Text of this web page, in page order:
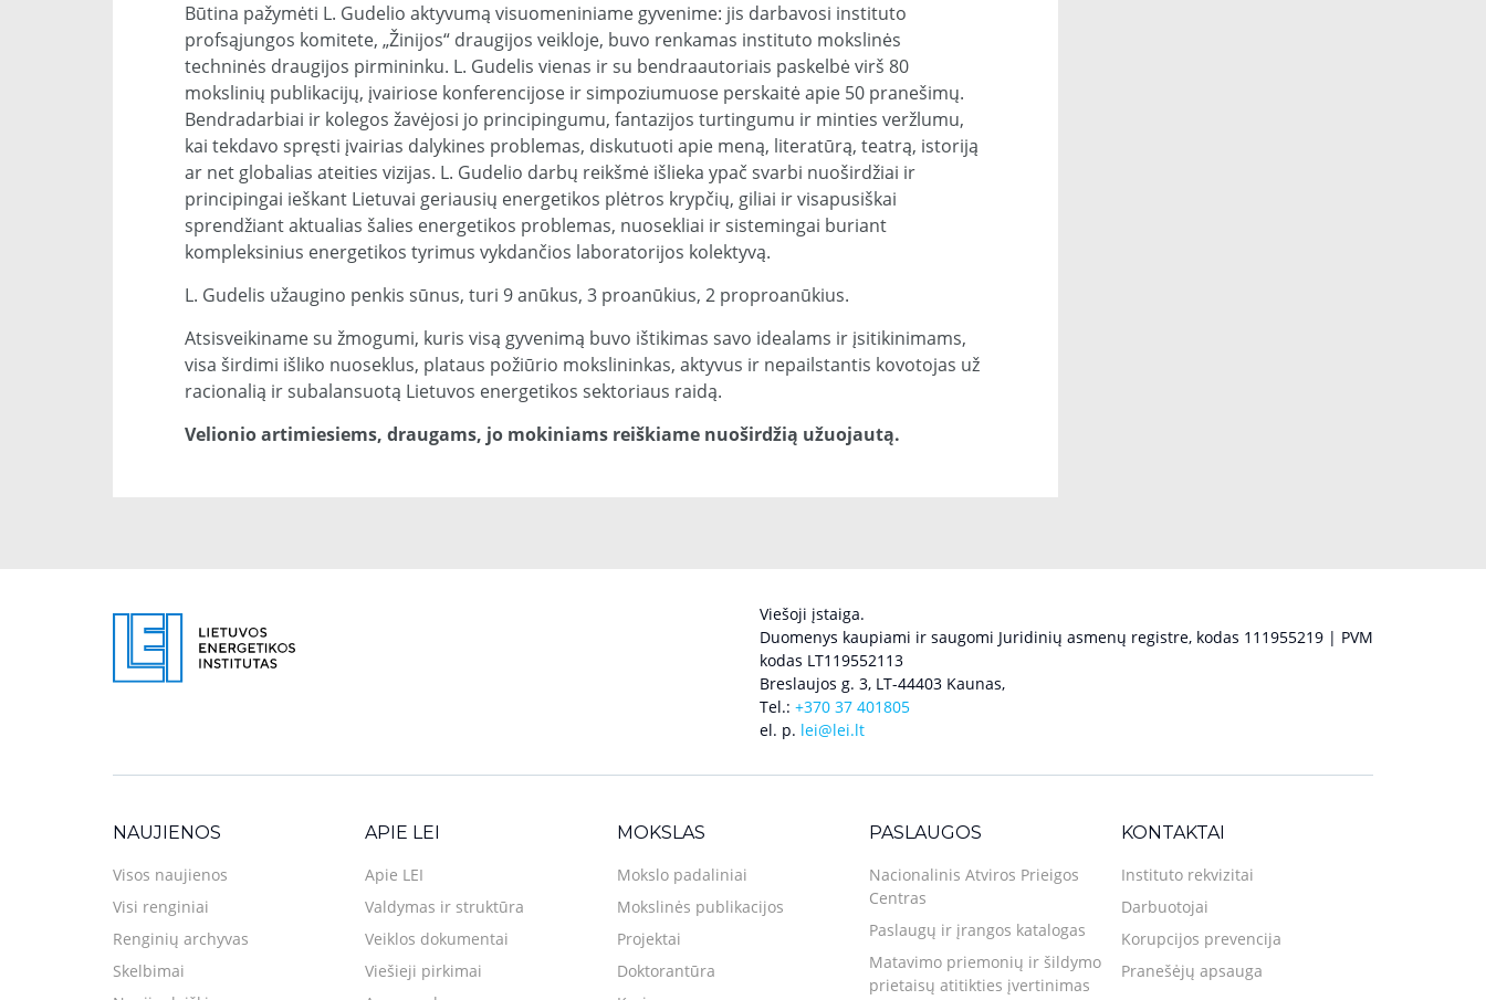
Būtina pažymėti L. Gudelio aktyvumą visuomeniniame gyvenime: jis darbavosi instituto
profsąjungos komitete, „Žinijos“ draugijos veikloje, buvo renkamas instituto mokslinės
techninės draugijos pirmininku. L. Gudelis vienas ir su bendraautoriais paskelbė virš 80
mokslinių publikacijų, įvairiose konferencijose ir simpoziumuose perskaitė apie 50 pranešimų.
Bendradarbiai ir kolegos žavėjosi jo principingumu, fantazijos turtingumu ir minties veržlumu,
kai tekdavo spręsti įvairias dalykines problemas, diskutuoti apie meną, literatūrą, teatrą, istoriją
ar net globalias ateities vizijas. L. Gudelio darbų reikšmė išlieka ypač svarbi nuoširdžiai ir
principingai ieškant Lietuvai geriausių energetikos plėtros krypčių, giliai ir visapusiškai
sprendžiant aktualias šalies energetikos problemas, nuosekliai ir sistemingai buriant
kompleksinius energetikos tyrimus vykdančios laboratorijos kolektyvą.
L. Gudelis užaugino penkis sūnus, turi 9 anūkus, 3 proanūkius, 2 proproanūkius.
Atsisveikiname su žmogumi, kuris visą gyvenimą buvo ištikimas savo idealams ir įsitikinimams,
visa širdimi išliko nuoseklus, plataus požiūrio mokslininkas, aktyvus ir nepailstantis kovotojas už
racionalią ir subalansuotą Lietuvos energetikos sektoriaus raidą.
Velionio artimiesiems, draugams, jo mokiniams reiškiame nuoširdžią užuojautą.
Viešoji įstaiga.
Duomenys kaupiami ir saugomi Juridinių asmenų registre, kodas 111955219 | PVM
kodas LT119552113
Breslaujos g. 3, LT-44403 Kaunas,
Tel.: +370 37 401805
el. p. lei@lei.lt
NAUJIENOS
Visos naujienos
Visi renginiai
Renginių archyvas
Skelbimai
APIE LEI
Apie LEI
Valdymas ir struktūra
Veiklos dokumentai
Viešieji pirkimai
MOKSLAS
Mokslo padaliniai
Mokslinės publikacijos
Projektai
Doktorantūra
PASLAUGOS
Nacionalinis Atviros Prieigos
Centras
Paslaugų ir įrangos katalogas
Matavimo priemonių ir šildymo
prietaisų atitikties įvertinimas
KONTAKTAI
Instituto rekvizitai
Darbuotojai
Korupcijos prevencija
Pranešėjų apsauga